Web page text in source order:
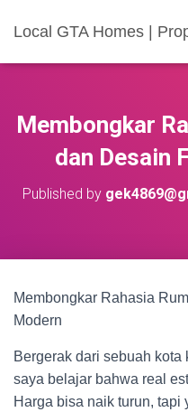
Local GTA Homes |
Membongkar
dan Desain
Published by
Membongkar Rahasia
Modern
Bergerak dari sebuah
saya belajar bahwa real
Harga bisa naik turun,